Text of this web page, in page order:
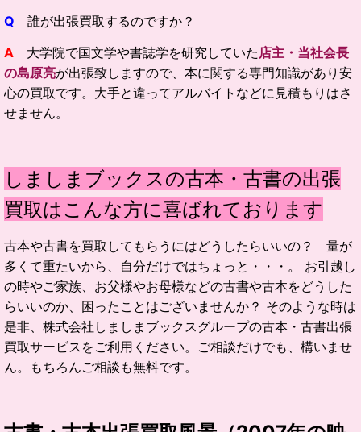
Q 誰が出張買取するのですか？
A 大学院で国文学や書誌学を研究していた 店主・当社会長
の島原亮が出張致しますので、本に関する専門知識があり安
心の買取です。大手と違ってアルバイトなどに見積もりはさ
せません。
しましまブックスの古本・古書の出張
買取はこんな方に喜ばれております
古本や古書を買取してもらうにはどうしたらいいの？ 量が
多くて重たいから、自分だけではちょっと・・・。 お引越し
の時やご家族、お父様やお母様などの古書や古本をどうした
らいいのか、困ったことはございませんか？ そのような時は
是非、株式会社しましまブックスグループの古本・古書出張
買取サービスをご利用ください。ご相談だけでも、構いませ
ん。もちろんご相談も無料です。